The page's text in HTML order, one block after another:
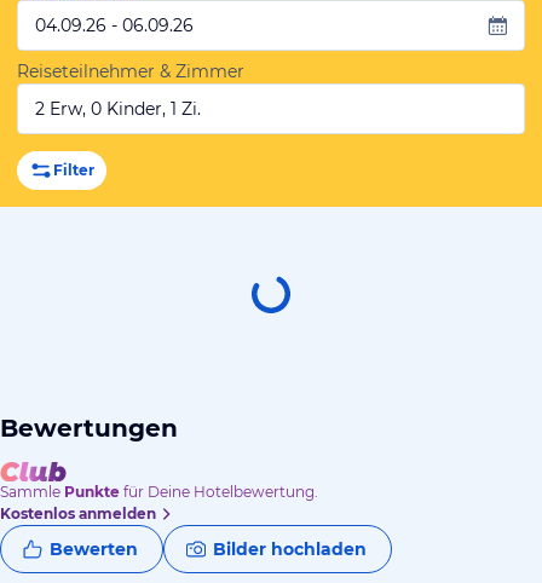
04.09.26 - 06.09.26
Reiseteilnehmer & Zimmer
2 Erw, 0 Kinder, 1 Zi.
Filter
Bewertungen
Sammle Punkte für Deine Hotelbewertung.
Kostenlos anmelden
Bewerten Bilder hochladen